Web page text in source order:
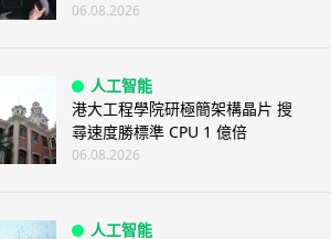
06.08.2026
人工智能
港大工程學院研極簡架構晶片 搜
尋速度勝標準 CPU 1 億倍
06.08.2026
人工智能